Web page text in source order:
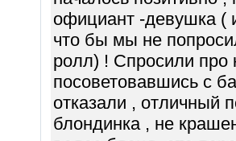
официант -девушка (
что бы мы не
ролл) ! Спросили про
посоветовавшись с
отказали , отличный
блондинка , не